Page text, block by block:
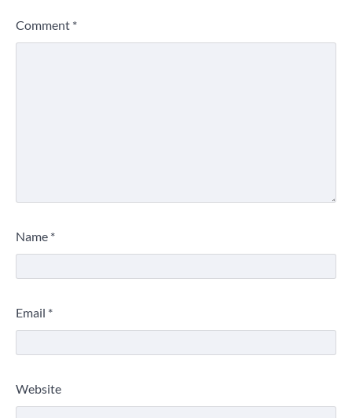
Comment *
Name *
Email *
Website